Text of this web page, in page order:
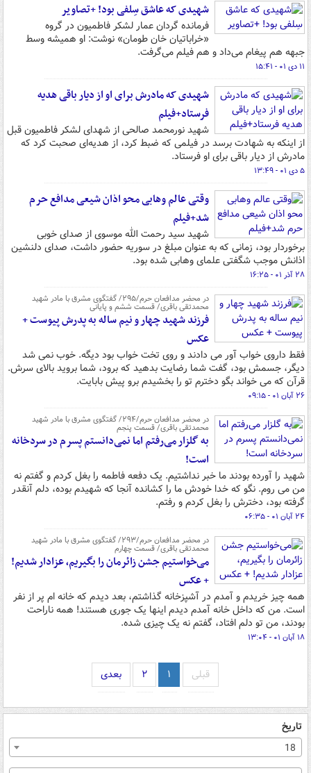
شهیدی که عاشق سِلفی بود! +تصاویر
فرمانده گردان عمار لشکر فاطمیون در گروه
«خراباتیان خان طومان» نوشت: او همیشه وسط
جبهه هم پیغام می‌داد و هم فیلم می‌گرفت.
۱۱ دی ۰۱ - ۱۵:۴۱
شهیدی که مادرش برای او از دیار باقی هدیه
فرستاد+فیلم
شهید نورمحمد صالحی از شهدای لشکر فاطمیون قبل
از اینکه به شهادت برسد در فیلمی که ضبط کرد، از هدیه‌ای صحبت کرد که
مادرش از دیار باقی برای او فرستاد.
۵ دی ۰۱ - ۱۳:۴۹
وقتی عالم وهابی محو اذان شیعی مدافع حرم
شد+فیلم
شهید سید رحمت الله موسوی از صدای خوبی
برخوردار بود، زمانی که به عنوان مبلغ در سوریه حضور داشت، صدای دلنشین
اذانش موجب شگفتی علمای وهابی شده بود.
۲۸ آذر ۰۱ - ۱۶:۲۵
در محضر مدافعان حرم/۲۹۵/ گفتگوی مشرق با مادر شهید
محمدتقی باقری/ قسمت ششم و پایانی
فرزند شهید چهار و نیم ساله به پدرش پیوست +
عکس
فقط داروی خواب آور می دادند و روی تخت خواب بود دیگه. خوب نمی شد
دیگر، جسمش بود، گفت شما رضایت بدهید که برود، شما بروید بالای سرش.
قرآن که می خواند بگو دخترم تو را بخشیدم برو پیش بابایت.
۲۶ آبان ۰۱ - ۰۹:۱۵
در محضر مدافعان حرم/۲۹۴/ گفتگوی مشرق با مادر شهید
محمدتقی باقری/ قسمت پنجم
به گلزار می‌رفتم اما نمی‌دانستم پسرم در سردخانه
است!
شهید را آورده بودند ما خبر نداشتیم. یک دفعه فاطمه را بغل کردم و گفتم نه
من می روم. نگو که خدا خودش ما را کشانده آنجا که شهیدم بوده، دلم آنقدر
گرفته بود، دخترش را بغل کردم و رفتم.
۲۴ آبان ۰۱ - ۰۶:۳۵
در محضر مدافعان حرم/۲۹۳/ گفتگوی مشرق با مادر شهید
محمدتقی باقری/ قسمت چهارم
می‌خواستیم جشن زائرمان را بگیریم، عزادار شدیم!
+ عکس
همه چیز خریدم و آمدم در آشپزخانه گذاشتم، بعد دیدم که خانه ام پر از نفر
است. من که داخل خانه آمدم دیدم اینها یک جوری هستند! همه ناراحت
بودند، من تو دلم افتاد، گفتم نه یک چیزی شده.
۱۸ آبان ۰۱ - ۱۳:۰۴
قبلی ۱ ۲ بعدی
تاریخ
18